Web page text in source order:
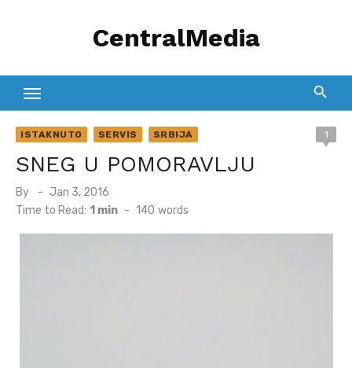
CentralMedia
ISTAKNUTO SERVIS SRBIJA 1
SNEG U POMORAVLJU
By
Posted
on
Jan 3, 2016
Time to Read: 1 min - 140 words